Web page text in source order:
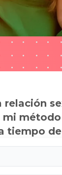
relación
mi
tiempo